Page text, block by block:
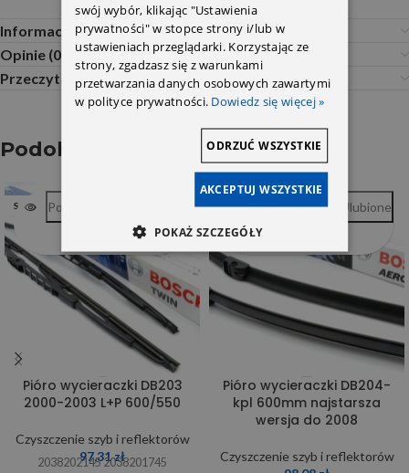
Informacje dodatkowe
Opinie (0)
Przeczytaj Przed Zakupem
Podobne produkty
SOLD OUT
Pióro wycieraczki DB203
2000-2003 L+P 600/550
Czyszczenie szyb i reflektorów
97,31zł
2038202145 2038201745
Porównywarka
Pióro wycieraczki DB204-
kpl 600mm najstarsza
wersja do 2008
Czyszczenie szyb i reflektorów
Porównywarka Ulubione
swój wybór, klikając "Ustawienia
prywatności" w stopce strony i/lub w
ustawieniach przeglądarki. Korzystając ze
strony, zgadzasz się z warunkami
przetwarzania danych osobowych zawartymi
w polityce prywatności. Dowiedz się więcej »
AKCEPTUJ WSZYSTKIE
ODRZUĆ WSZYSTKIE
POKAŻ SZCZEGÓŁY